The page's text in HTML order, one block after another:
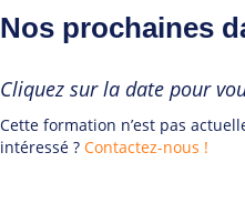
Nos prochaines
Cliquez sur la date pour
Cette formation n’est pas
intéressé ? Contactez-nous !